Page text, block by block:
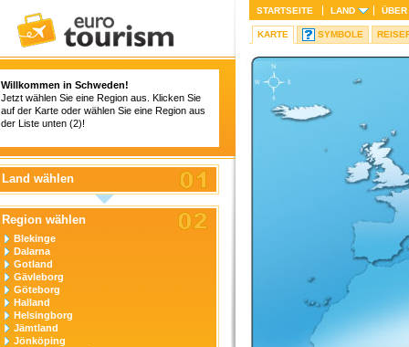
Willkommen in Schweden!
Jetzt wählen Sie eine Region aus. Klicken Sie
auf der Karte oder wählen Sie eine Region aus
der Liste unten (2)!
Land wählen
Region wählen
Blekinge
Dalarna
Gotland
Gävleborg
Göteborg
Halland
Helsingborg
Jämtland
Jönköping
STARTSEITE LAND ÜBER
KARTE SYMBOLE